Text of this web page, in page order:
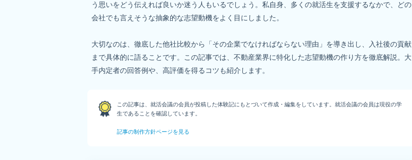
う思いをどう伝えれば良いか迷う人もいるでしょう。私自身、多くの就活生を支援するなかで、どの
会社でも言えそうな抽象的な志望動機をよく目にしました。
大切なのは、徹底した他社比較から「その企業でなければならない理由」を導き出し、入社後の貢献
まで具体的に語ることです。この記事では、不動産業界に特化した志望動機の作り方を徹底解説。大
この記事は、就活会議の会員が投稿した体験記にもとづいて作成・編集をしています。就活会議の会員は現役の学
生であることを確認しています。
記事の制作方針ページを見る